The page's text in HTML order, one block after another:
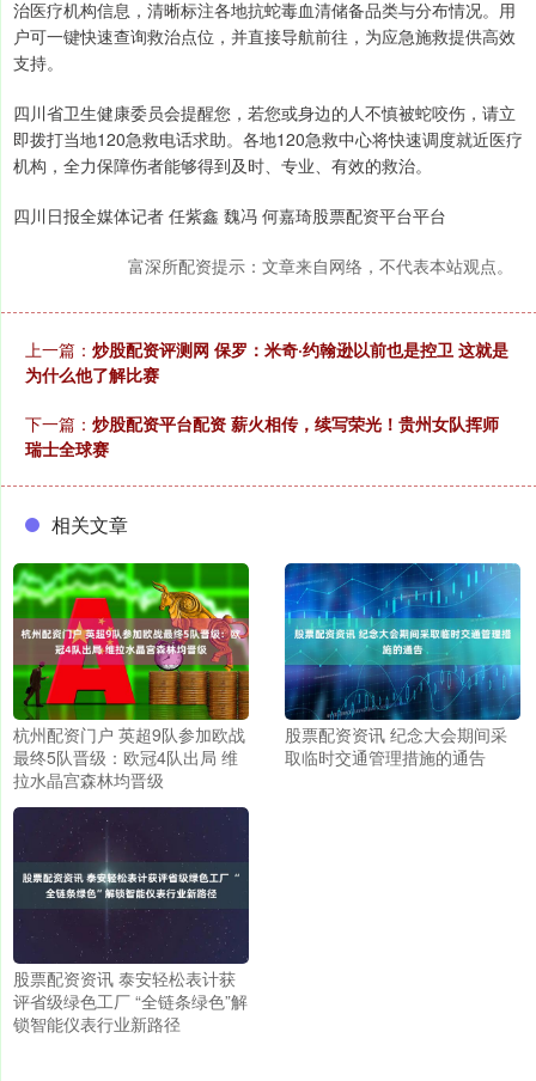
治医疗机构信息，清晰标注各地抗蛇毒血清储备品类与分布情况。用
户可一键快速查询救治点位，并直接导航前往，为应急施救提供高效
支持。
四川省卫生健康委员会提醒您，若您或身边的人不慎被蛇咬伤，请立
即拨打当地120急救电话求助。各地120急救中心将快速调度就近医疗
机构，全力保障伤者能够得到及时、专业、有效的救治。
四川日报全媒体记者 任紫鑫 魏冯 何嘉琦股票配资平台平台
富深所配资提示：文章来自网络，不代表本站观点。
上一篇： 炒股配资评测网 保罗：米奇·约翰逊以前也是控卫 这就是
为什么他了解比赛
下一篇： 炒股配资平台配资 薪火相传，续写荣光！贵州女队挥师
瑞士全球赛
相关文章
杭州配资门户 英超9队参加欧战
最终5队晋级：欧冠4队出局 维
拉水晶宫森林均晋级
股票配资资讯 纪念大会期间采
取临时交通管理措施的通告
股票配资资讯 泰安轻松表计获
评省级绿色工厂 “全链条绿色”解
锁智能仪表行业新路径